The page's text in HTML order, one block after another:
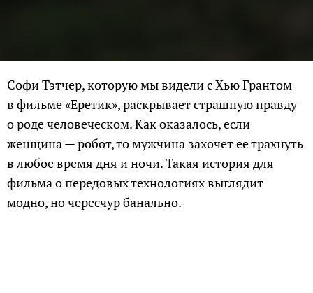
Софи Тэтчер, которую мы видели с Хью Грантом
в фильме «Еретик», раскрывает страшную правду
о роде человеческом. Как оказалось, если
женщина — робот, то мужчина захочет ее трахнуть
в любое время дня и ночи. Такая история для
фильма о передовых технологиях выглядит
модно, но чересчур банально.